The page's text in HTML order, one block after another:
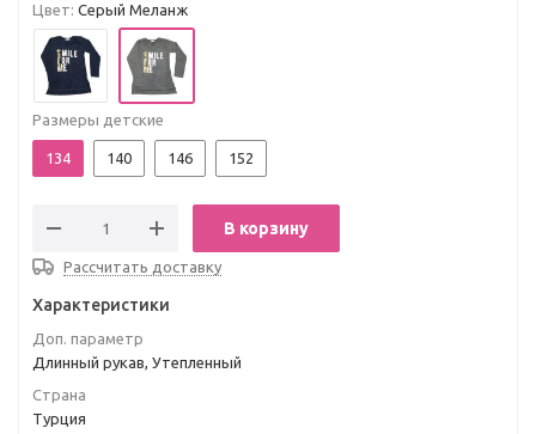
Цвет: Серый Меланж
Размеры детские
134 140 146 152
В корзину
Рассчитать доставку
Характеристики
Доп. параметр
Длинный рукав, Утепленный
Страна
Турция